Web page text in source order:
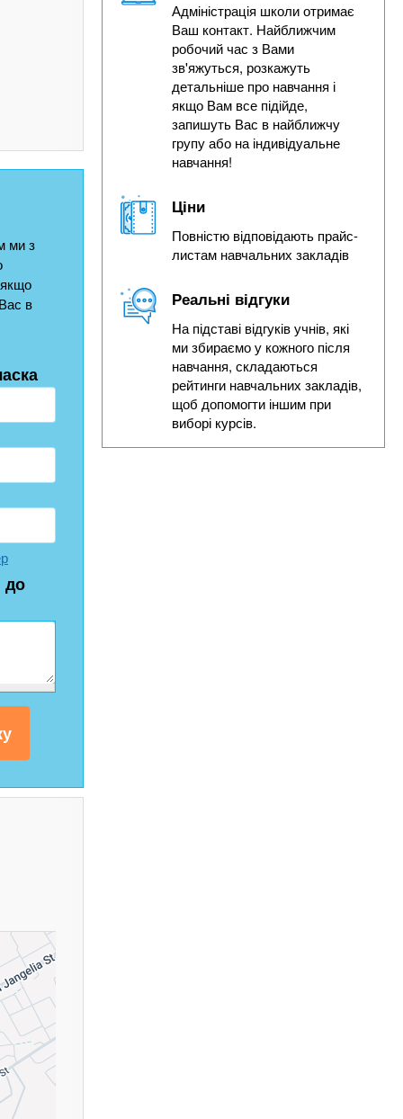
ми з
в
до
Адміністрація школи отримає
Ваш контакт. Найближчим
робочий час з Вами
зв'яжуться, розкажуть
детальніше про навчання і
якщо Вам все підійде,
запишуть Вас в найближчу
групу або на індивідуальне
навчання!
Ціни
Повністю відповідають прайс-
листам навчальних закладів
Реальні відгуки
На підставі відгуків учнів, які
ми збираємо у кожного після
навчання, складаються
рейтинги навчальних закладів,
щоб допомогти іншим при
виборі курсів.